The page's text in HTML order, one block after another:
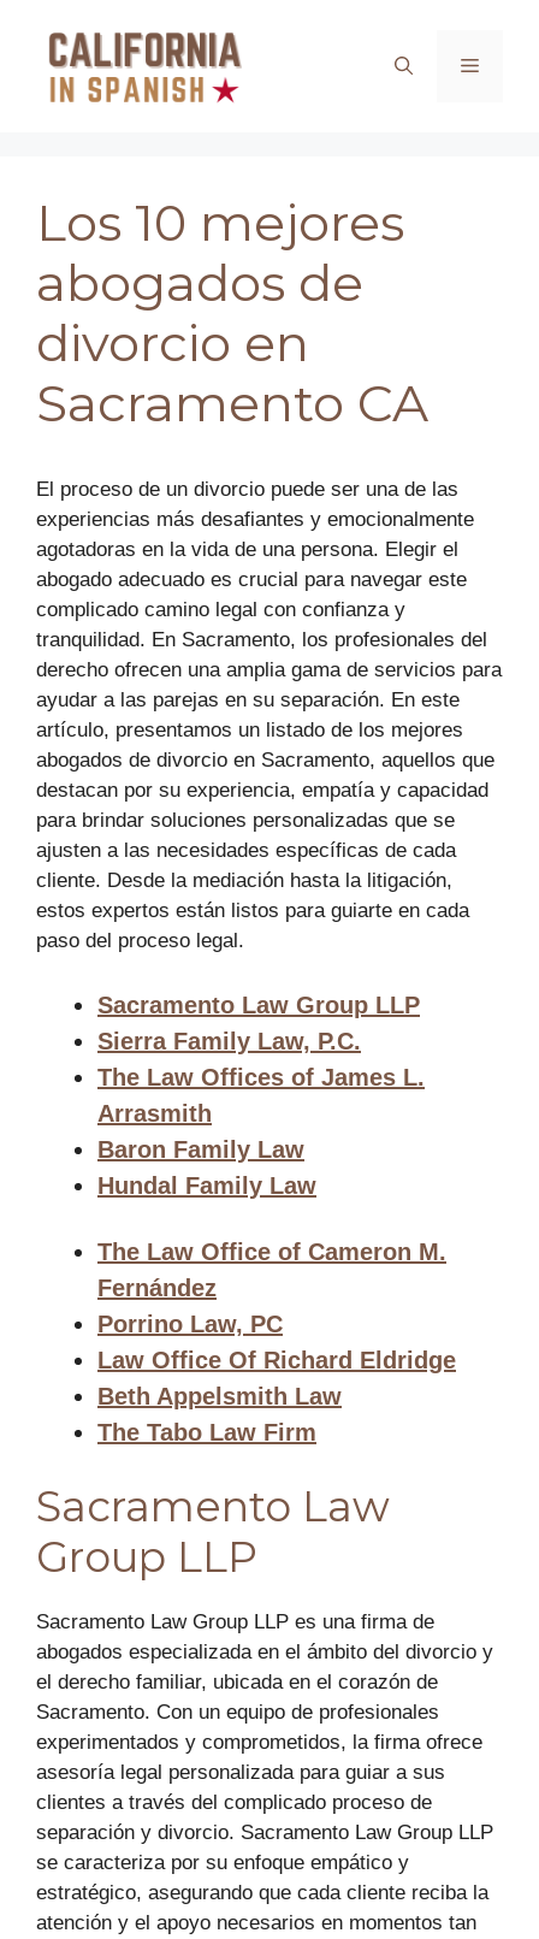
contenido
Menú
Los 10 mejores
abogados de
divorcio en
Sacramento CA
El proceso de un divorcio puede ser una de las
experiencias más desafiantes y emocionalmente
agotadoras en la vida de una persona. Elegir el
abogado adecuado es crucial para navegar este
complicado camino legal con confianza y
tranquilidad. En Sacramento, los profesionales del
derecho ofrecen una amplia gama de servicios para
ayudar a las parejas en su separación. En este
artículo, presentamos un listado de los mejores
abogados de divorcio en Sacramento, aquellos que
destacan por su experiencia, empatía y capacidad
para brindar soluciones personalizadas que se
ajusten a las necesidades específicas de cada
cliente. Desde la mediación hasta la litigación,
estos expertos están listos para guiarte en cada
paso del proceso legal.
Sacramento Law Group LLP
Sierra Family Law, P.C.
The Law Offices of James L.
Arrasmith
Baron Family Law
Hundal Family Law
The Law Office of Cameron M.
Fernández
Porrino Law, PC
Law Office Of Richard Eldridge
Beth Appelsmith Law
The Tabo Law Firm
Sacramento Law
Group LLP
Sacramento Law Group LLP es una firma de
abogados especializada en el ámbito del divorcio y
el derecho familiar, ubicada en el corazón de
Sacramento. Con un equipo de profesionales
experimentados y comprometidos, la firma ofrece
asesoría legal personalizada para guiar a sus
clientes a través del complicado proceso de
separación y divorcio. Sacramento Law Group LLP
se caracteriza por su enfoque empático y
estratégico, asegurando que cada cliente reciba la
atención y el apoyo necesarios en momentos tan